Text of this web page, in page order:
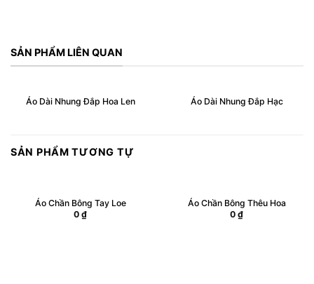
SẢN PHẨM LIÊN QUAN
Áo Dài Nhung Đắp Hoa Len Áo Dài Nhung Đắp Hạc
SẢN PHẨM TƯƠNG TỰ
Áo Chần Bông Tay Loe
0 ₫
Áo Chần Bông Thêu Hoa
0 ₫